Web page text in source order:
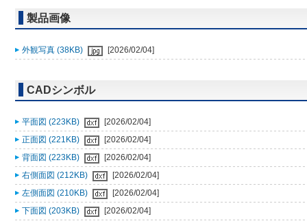
製品画像
外観写真 (38KB) [2026/02/04]
CADシンボル
平面図 (223KB)
[2026/02/04]
正面図 (221KB)
[2026/02/04]
背面図 (223KB)
[2026/02/04]
右側面図 (212KB)
[2026/02/04]
左側面図 (210KB)
[2026/02/04]
下面図 (203KB)
[2026/02/04]